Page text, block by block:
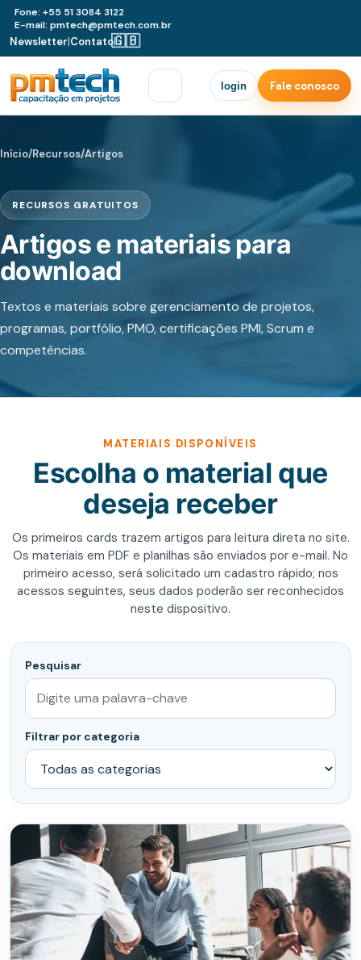
Fone: +55 51 3084 3122
E-mail: pmtech@pmtech.com.br
Newsletter|Contato|
🇬🇧
login Fale conosco
Início/Recursos/Artigos
RECURSOS GRATUITOS
Artigos e materiais para
download
Textos e materiais sobre gerenciamento de projetos,
programas, portfólio, PMO, certificações PMI, Scrum e
competências.
MATERIAIS DISPONÍVEIS
Escolha o material que
deseja receber
Os primeiros cards trazem artigos para leitura direta no site.
Os materiais em PDF e planilhas são enviados por e-mail. No
primeiro acesso, será solicitado um cadastro rápido; nos
acessos seguintes, seus dados poderão ser reconhecidos
neste dispositivo.
Pesquisar
Filtrar por categoria